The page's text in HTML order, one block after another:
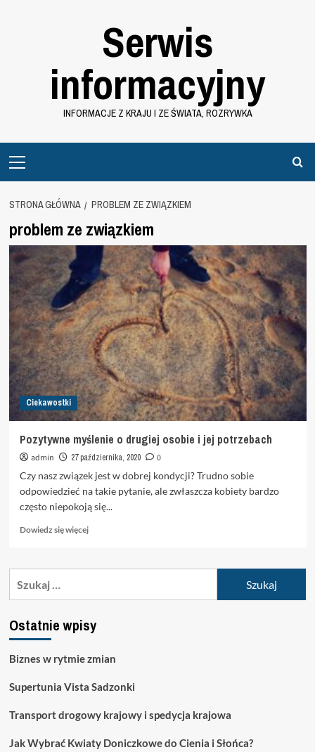
Serwis
informacyjny
INFORMACJE Z KRAJU I ZE ŚWIATA, ROZRYWKA
Menu
STRONA GŁÓWNA PROBLEM ZE ZWIĄZKIEM
problem ze związkiem
Ciekawostki
Pozytywne myślenie o drugiej osobie i jej potrzebach
admin 27 października, 2020
0
Czy nasz związek jest w dobrej kondycji? Trudno sobie
odpowiedzieć na takie pytanie, ale zwłaszcza kobiety bardzo
często niepokoją się...
Dowiedz się więcejDowiedz
o
drugiej
osobie
jej
Ostatnie wpisy
Biznes w rytmie zmian
Supertunia Vista Sadzonki
Transport drogowy krajowy i spedycja krajowa
Jak Wybrać Kwiaty Doniczkowe do Cienia i Słońca?